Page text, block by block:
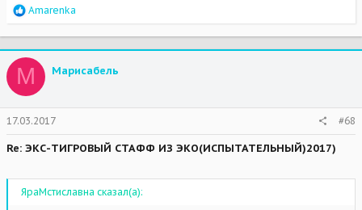
R
a
c
t
i
o
n
s
:
Amarenka
М Марисабель
17.03.2017 #68
Re: ЭКС-ТИГРОВЫЙ СТАФФ ИЗ ЭКО(ИСПЫТАТЕЛЬНЫЙ)2017)
ЯраМстиславна сказал(а):